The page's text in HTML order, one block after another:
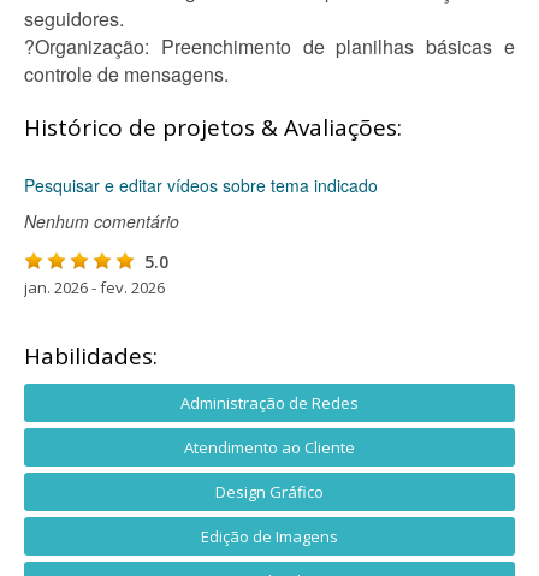
seguidores.
?Organização: Preenchimento de planilhas básicas e
controle de mensagens.
Histórico de projetos & Avaliações:
Pesquisar e editar vídeos sobre tema indicado
Nenhum comentário
5.0
jan. 2026 - fev. 2026
Habilidades:
Administração de Redes
Atendimento ao Cliente
Design Gráfico
Edição de Imagens